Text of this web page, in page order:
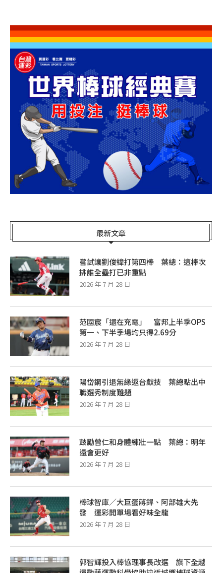
最新文章
嘗試讓劉俊緯打第四棒 葉總：這棒次
排誰全壘打已非重點
2026 年 7 月 28 日
范國宸「還在充電」 富邦上半季OPS
第一、下半季場均只得2.69分
2026 年 7 月 28 日
陽岱鋼引退無緣返台獻技 葉總點出中
職選秀制度難題
2026 年 7 月 28 日
鼓勵曾仁和身體練壯一點 葉總：明年
還會更好
2026 年 7 月 28 日
棒球智庫／大巨蛋蔣銲、阿部雄大先
發 運彩開單場看好味全龍
2026 年 7 月 28 日
郭智輝投入棒協理事長改選 旗下全越